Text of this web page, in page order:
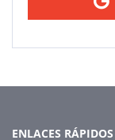
ENLACES RÁPIDOS